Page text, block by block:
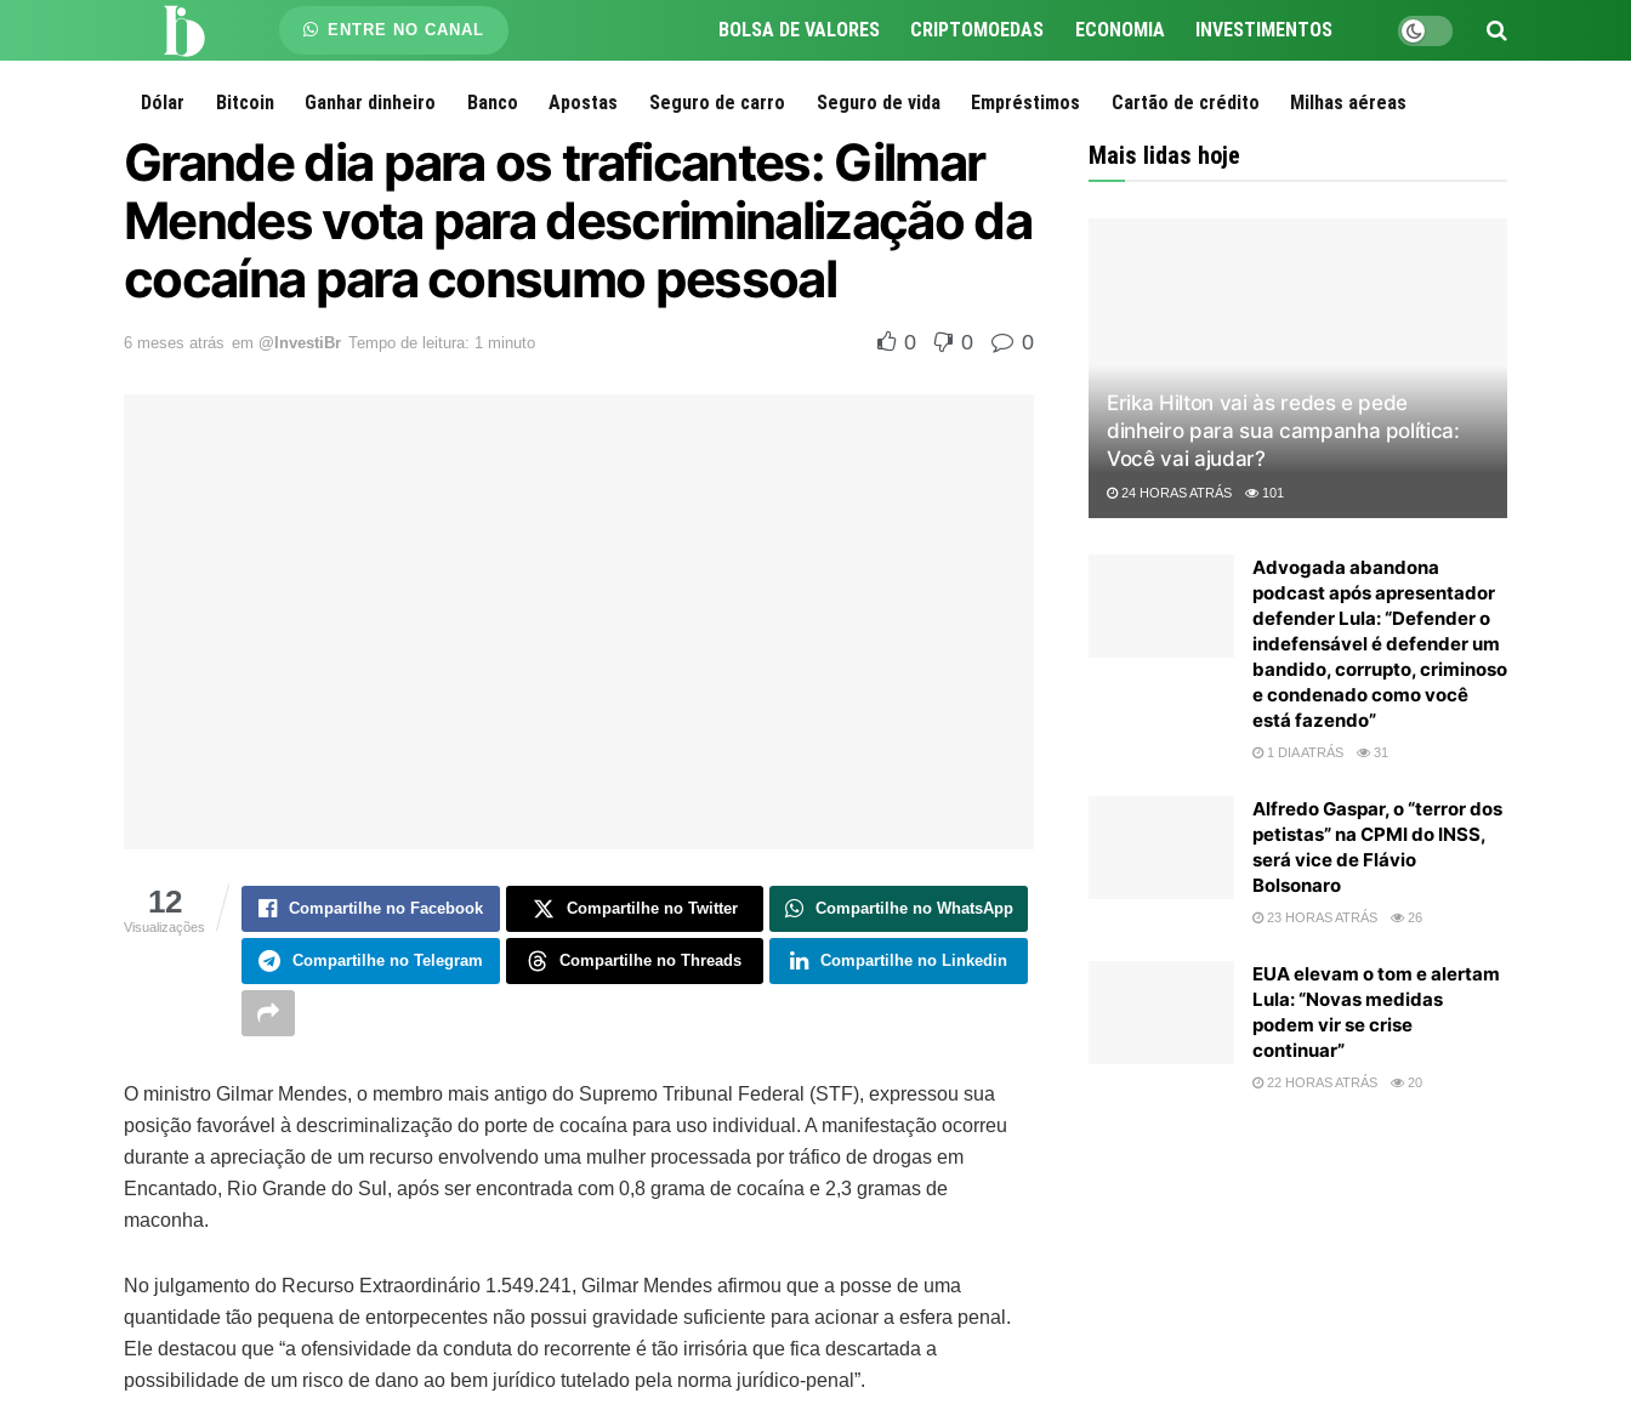
ENTRE NO CANAL BOLSA DE VALORES CRIPTOMOEDAS ECONOMIA INVESTIMENTOS
Dólar Bitcoin Ganhar dinheiro Banco Apostas Seguro de carro Seguro de vida Empréstimos Cartão de crédito Milhas aéreas
Grande dia para os traficantes: Gilmar
Mendes vota para descriminalização da
cocaína para consumo pessoal
6 meses atrás em @InvestiBr Tempo de leitura: 1 minuto 0 0 0
12
Visualizações
Compartilhe no Facebook Compartilhe no Twitter Compartilhe no WhatsApp
Compartilhe no Telegram Compartilhe no Threads Compartilhe no Linkedin
O ministro Gilmar Mendes, o membro mais antigo do Supremo Tribunal Federal (STF), expressou sua
posição favorável à descriminalização do porte de cocaína para uso individual. A manifestação ocorreu
durante a apreciação de um recurso envolvendo uma mulher processada por tráfico de drogas em
Encantado, Rio Grande do Sul, após ser encontrada com 0,8 grama de cocaína e 2,3 gramas de
maconha.
No julgamento do Recurso Extraordinário 1.549.241, Gilmar Mendes afirmou que a posse de uma
quantidade tão pequena de entorpecentes não possui gravidade suficiente para acionar a esfera penal.
Ele destacou que “a ofensividade da conduta do recorrente é tão irrisória que fica descartada a
possibilidade de um risco de dano ao bem jurídico tutelado pela norma jurídico-penal”.
Mais lidas hoje
Erika Hilton vai às redes e pede
dinheiro para sua campanha política:
Você vai ajudar?
24 HORAS ATRÁS 101
Advogada abandona
podcast após apresentador
defender Lula: “Defender o
indefensável é defender um
bandido, corrupto, criminoso
e condenado como você
está fazendo”
1 DIA ATRÁS 31
Alfredo Gaspar, o “terror dos
petistas” na CPMI do INSS,
será vice de Flávio
Bolsonaro
23 HORAS ATRÁS 26
EUA elevam o tom e alertam
Lula: “Novas medidas
podem vir se crise
continuar”
22 HORAS ATRÁS 20